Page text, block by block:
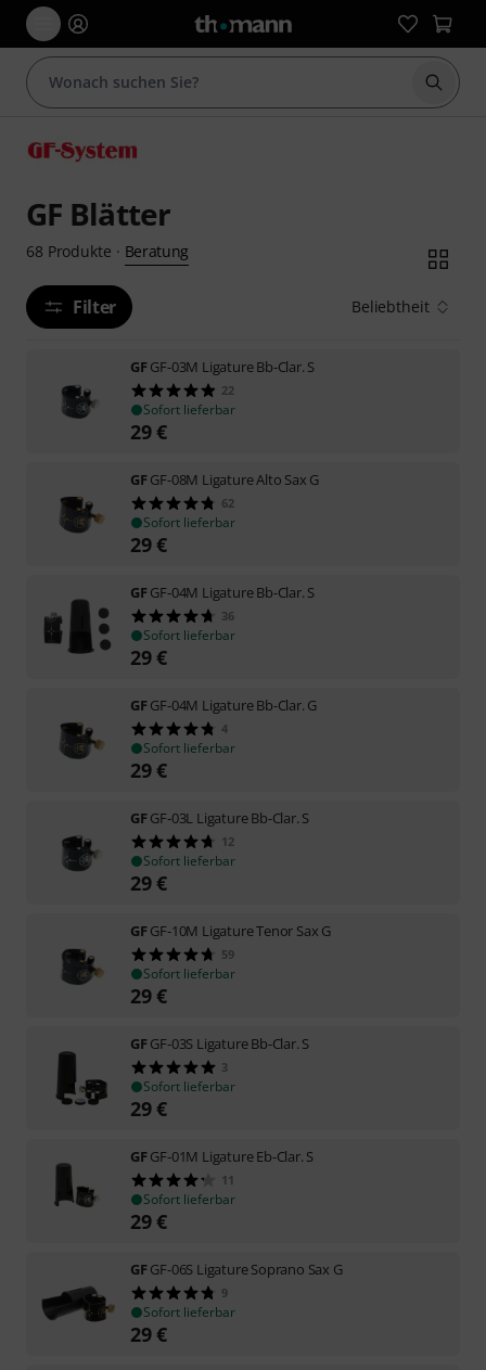
Suche
GF Blätter
68 Produkte · Beratung
Filter Beliebtheit
GFGF-03M Ligature Bb-Clar. S
22
Sofort lieferbar
29€
GFGF-08M Ligature Alto Sax G
62
Sofort lieferbar
29€
GFGF-04M Ligature Bb-Clar. S
36
Sofort lieferbar
29€
GFGF-04M Ligature Bb-Clar. G
4
Sofort lieferbar
29€
GFGF-03L Ligature Bb-Clar. S
12
Sofort lieferbar
29€
GFGF-10M Ligature Tenor Sax G
59
Sofort lieferbar
29€
GFGF-03S Ligature Bb-Clar. S
3
Sofort lieferbar
29€
GFGF-01M Ligature Eb-Clar. S
11
Sofort lieferbar
29€
GFGF-06S Ligature Soprano Sax G
9
Sofort lieferbar
29€